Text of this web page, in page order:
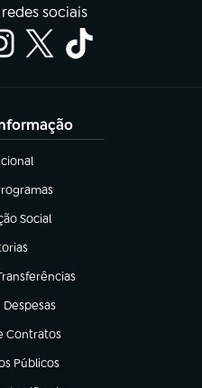
sociais
nova aba)
aba)
Social
aba)
nova aba)
aba)
Despesas
aba)
Contratos
aba)
Públicos
aba)